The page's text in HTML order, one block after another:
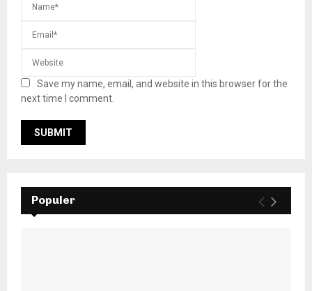
Save my name, email, and website in this browser for the
next time I comment.
Populer